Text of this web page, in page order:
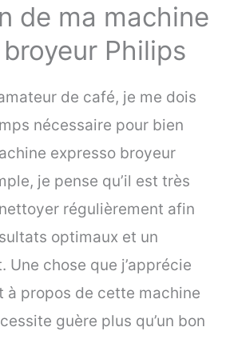
de ma machine
Philips
de café, je me dois
nécessaire pour bien
expresso broyeur
je pense qu’il est très
régulièrement afin
optimaux et un
Une chose que j’apprécie
à propos de cette machine
guère plus qu’un bon